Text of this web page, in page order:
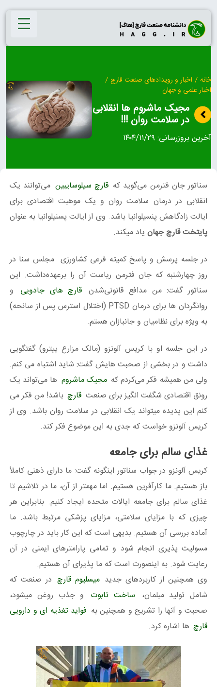
Skip
content
خانه / اخبار و رویدادهای صنعت قارچ /
اخبار علمی و جهان
مجیک ماشروم ها انقلابی
در سلامت روان !!!
آخرین بروزرسانی: ۱۴۰۴/۱۱/۲۹
سناتور جان فترمن می‌گوید که قارچ‌ سیلوسایبین می‌توانند یک
انقلابی در درمان سلامت روان و یک موهبت اقتصادی برای
ایالت زادگاهش پنسیلوانیا باشد. وی از ایالت پسنیلوانیا به عنوان
پایتخت قارچ جهان یاد میکند.
در جلسه پرسش و پاسخ کمیته فرعی کشاورزی مجلس سنا در
روز چهارشنبه که جان فترمن ریاست آن را برعهده‌داشت. این
سناتور گفت: من مدافع قانونی‌شدن قارچ های جادویی و
روانگردان ها برای درمان PTSD (اختلال استرس پس از سانحه)
به ویژه برای نظامیان و جانبازان هستم.
در این جلسه او با کریس آلونزو (مالک مزارع پیترو) گفتگویی
داشت و در بخشی از صحبت هایش گفت: شاید اشتباه می کنم.
ولی من همیشه فکر می‌کردم که مجیک ماشروم ها می‌تواند یک
رونق اقتصادی شگفت‌ انگیز برای صنعت قارچ باشد! من فکر می
کنم این پدیده میتواند یک انقلابی در سلامت روان باشد. وی از
کریس آلونزو خواست که جدی به این موضوع فکر کند.
غذای سالم برای جامعه
کریس آلونزو در جواب سناتور اینگونه گفت: ما دارای ذهنی کاملاً
باز هستیم. ما کارآفرین هستیم. اما مهمتر از آن، ما در تلاشیم تا
غذای سالم برای جامعه ایالات متحده ایجاد کنیم. بنابراین هر
چیزی که با مزایای سلامتی، مزایای پزشکی مرتبط باشد. ما
آماده بررسی آن هستیم. بدیهی است که این کار باید در چارچوب
مسولیت پذیری انجام شود و تمامی پارامترهای ایمنی در آن
رعایت شود. به اینصورت است که ما پذیرای آن هستیم.
وی همچنین از کاربردهای جدید میسلیوم قارچ در صنعت که
شامل تولید مبلمان، ساخت تابوت و جذب روغن میشود،
صحبت و آنها را تشریح و همچنین به فواید تغذیه ای و دارویی
قارچ ها اشاره کرد.